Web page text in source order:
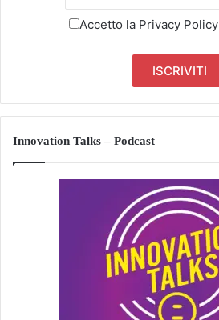
Accetto la Privacy Policy
Innovation Talks – Podcast